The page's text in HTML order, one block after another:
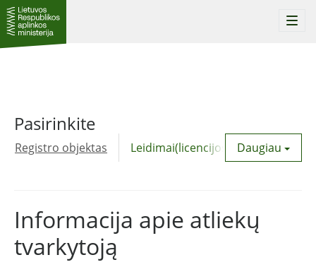
Pasirinkite
Registro objektas Leidimai(licencijos) Daugiau
Informacija apie atliekų
tvarkytoją